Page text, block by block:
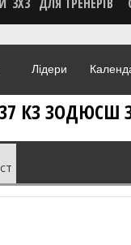
Лідери
КЗ ЗОДЮСШ